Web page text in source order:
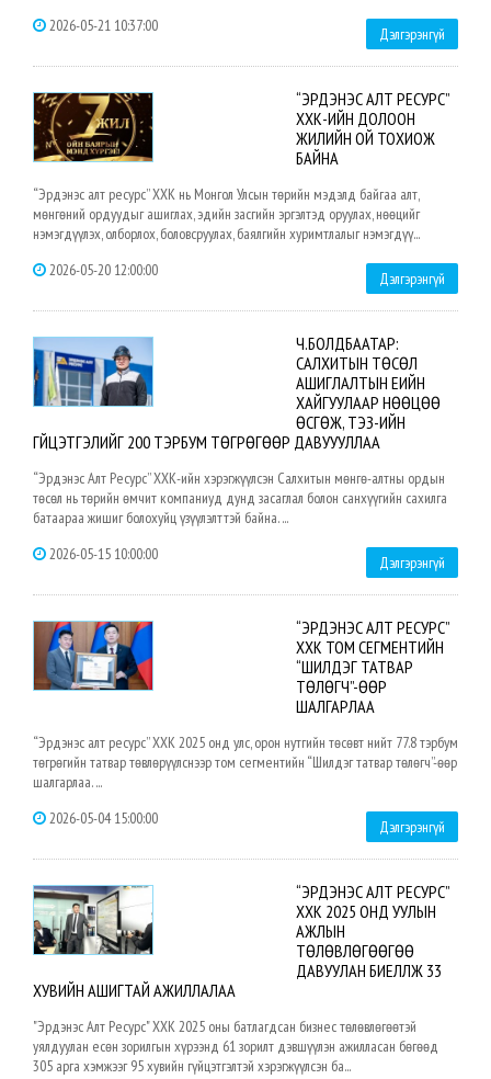
2026-05-21 10:37:00
Дэлгэрэнгүй
“ЭРДЭНЭС АЛТ РЕСУРС”
ХХК-ИЙН ДОЛООН
ЖИЛИЙН ОЙ ТОХИОЖ
БАЙНА
“Эрдэнэс алт ресурс” ХХК нь Монгол Улсын төрийн мэдэлд байгаа алт,
мөнгөний ордуудыг ашиглах, эдийн засгийн эргэлтэд оруулах, нөөцийг
нэмэгдүүлэх, олборлох, боловсруулах, баялгийн хуримтлалыг нэмэгдүү...
2026-05-20 12:00:00
Дэлгэрэнгүй
Ч.БОЛДБААТАР:
САЛХИТЫН ТӨСӨЛ
АШИГЛАЛТЫН ҮЕИЙН
ХАЙГУУЛААР НӨӨЦӨӨ
ӨСГӨЖ, ТЭЗҮ-ИЙН
ГҮЙЦЭТГЭЛИЙГ 200 ТЭРБУМ ТӨГРӨГӨӨР ДАВУУУЛЛАА
“Эрдэнэс Алт Ресурс” ХХК-ийн хэрэгжүүлсэн Салхитын мөнгө-алтны ордын
төсөл нь төрийн өмчит компаниуд дунд засаглал болон санхүүгийн сахилга
батаараа жишиг болохуйц үзүүлэлттэй байна. ...
2026-05-15 10:00:00
Дэлгэрэнгүй
“ЭРДЭНЭС АЛТ РЕСУРС”
ХХК ТОМ СЕГМЕНТИЙН
“ШИЛДЭГ ТАТВАР
ТӨЛӨГЧ”-ӨӨР
ШАЛГАРЛАА
“Эрдэнэс алт ресурс” ХХК 2025 онд улс, орон нутгийн төсөвт нийт 77.8 тэрбум
төгрөгийн татвар төвлөрүүлснээр том сегментийн “Шилдэг татвар төлөгч”-өөр
шалгарлаа. ...
2026-05-04 15:00:00
Дэлгэрэнгүй
“ЭРДЭНЭС АЛТ РЕСУРС”
ХХК 2025 ОНД УУЛЫН
АЖЛЫН
ТӨЛӨВЛӨГӨӨГӨӨ
ДАВУУЛАН БИЕЛҮҮЛЖ 33
ХУВИЙН АШИГТАЙ АЖИЛЛАЛАА
"Эрдэнэс Алт Ресурс" ХХК 2025 оны батлагдсан бизнес төлөвлөгөөтэй
уялдуулан есөн зорилгын хүрээнд 61 зорилт дэвшүүлэн ажилласан бөгөөд
305 арга хэмжээг 95 хувийн гүйцэтгэлтэй хэрэгжүүлсэн ба...